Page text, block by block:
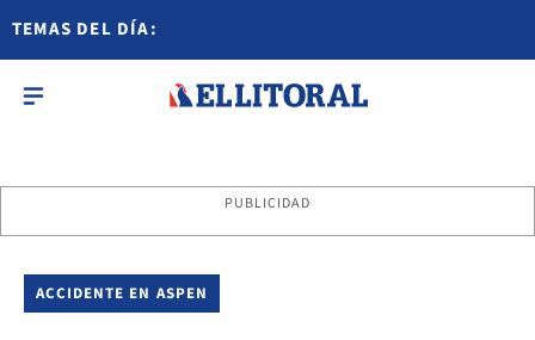
TEMAS DEL DÍA:
PUBLICIDAD
ACCIDENTE EN ASPEN